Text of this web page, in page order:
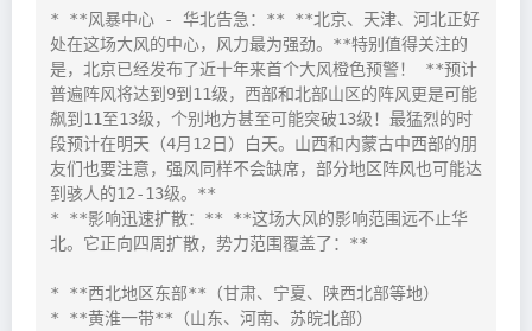
* **风暴中心 - 华北告急：** **北京、天津、河北正好
处在这场大风的中心，风力最为强劲。**特别值得关注的
是，北京已经发布了近十年来首个大风橙色预警！ **预计
普遍阵风将达到9到11级，西部和北部山区的阵风更是可能
飙到11至13级，个别地方甚至可能突破13级！最猛烈的时
段预计在明天（4月12日）白天。山西和内蒙古中西部的朋
友们也要注意，强风同样不会缺席，部分地区阵风也可能达
到骇人的12-13级。**
* **影响迅速扩散：** **这场大风的影响范围远不止华
北。它正向四周扩散，势力范围覆盖了：**
* **西北地区东部**（甘肃、宁夏、陕西北部等地）
* **黄淮一带**（山东、河南、苏皖北部）